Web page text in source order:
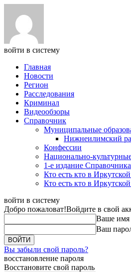
войти в систему
Главная
Новости
Регион
Расследования
Криминал
Видеообзоры
Справочник
Муниципальные
Нижнеилимский
Конфессии
Национально-
1-е издание
Кто есть кто в
Кто есть кто в
войти в систему
Добро пожаловат!Войдите в свой
Ваше имя
Ваш
Вы забыли свой пароль?
восстановление пароля
Восстановите свой пароль